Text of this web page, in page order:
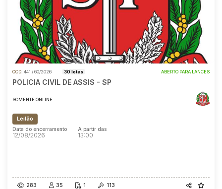
COD. 441 / 60/2026 30 lotes ABERTO PARA LANCES
POLICIA CIVIL DE ASSIS - SP
SOMENTE ONLINE
Leilão
Data do encerramento
12/08/2026
A partir das
13:00
283 35 1 113